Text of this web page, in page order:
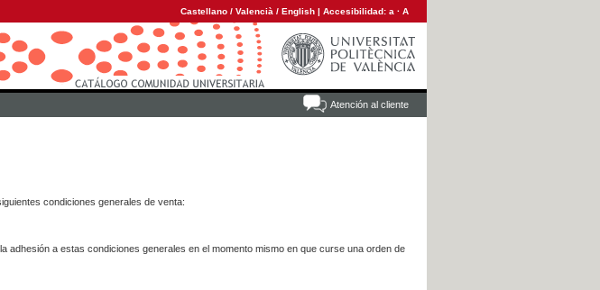
Castellano / Valencià / English | Accesibilidad: a · A
Atención al cliente
condiciones generales de venta:
a estas condiciones generales en el momento mismo en que curse una orden de